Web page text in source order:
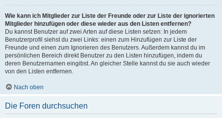
Wie kann ich Mitglieder zur Liste der Freunde oder zur Liste der ignorierten
Mitglieder hinzufügen oder diese wieder aus den Listen entfernen?
Du kannst Benutzer auf zwei Arten auf diese Listen setzen: In jedem
Benutzerprofil siehst du zwei Links: einen zum Hinzufügen zur Liste der
Freunde und einen zum Ignorieren des Benutzers. Außerdem kannst du im
persönlichen Bereich direkt Benutzer zu den Listen hinzufügen, indem du
deren Benutzernamen eingibst. An gleicher Stelle kannst du sie auch wieder
von den Listen entfernen.
Nach oben
Die Foren durchsuchen